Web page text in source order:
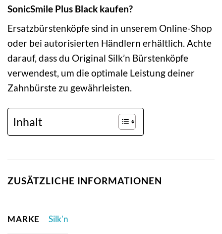
SonicSmile Plus Black kaufen?
Ersatzbürstenköpfe sind in unserem Online-Shop
oder bei autorisierten Händlern erhältlich. Achte
darauf, dass du Original Silk’n Bürstenköpfe
verwendest, um die optimale Leistung deiner
Zahnbürste zu gewährleisten.
Inhalt
ZUSÄTZLICHE INFORMATIONEN
MARKE Silk'n